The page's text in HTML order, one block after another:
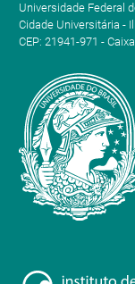
Universidade Federal
Cidade Universitária -
CEP: 21941-971 -